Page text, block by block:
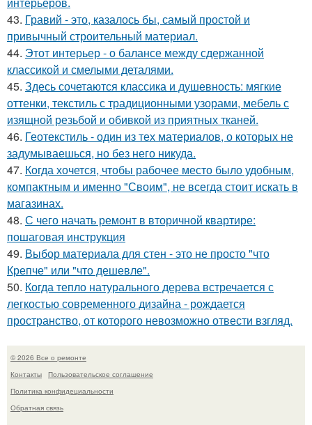
43. Гравий - это, казалось бы, самый простой и
привычный строительный материал.
44. Этот интерьер - о балансе между сдержанной
классикой и смелыми деталями.
45. Здесь сочетаются классика и душевность: мягкие
оттенки, текстиль с традиционными узорами, мебель с
изящной резьбой и обивкой из приятных тканей.
46. Геотекстиль - один из тех материалов, о которых не
задумываешься, но без него никуда.
47. Когда хочется, чтобы рабочее место было удобным,
компактным и именно "Своим", не всегда стоит искать в
магазинах.
48. С чего начать ремонт в вторичной квартире:
пошаговая инструкция
49. Выбор материала для стен - это не просто "что
Крепче" или "что дешевле".
50. Когда тепло натурального дерева встречается с
легкостью современного дизайна - рождается
пространство, от которого невозможно отвести взгляд.
© 2026 Все о ремонте
Контакты
Пользовательское соглашение
Политика конфидециальности
Обратная связь